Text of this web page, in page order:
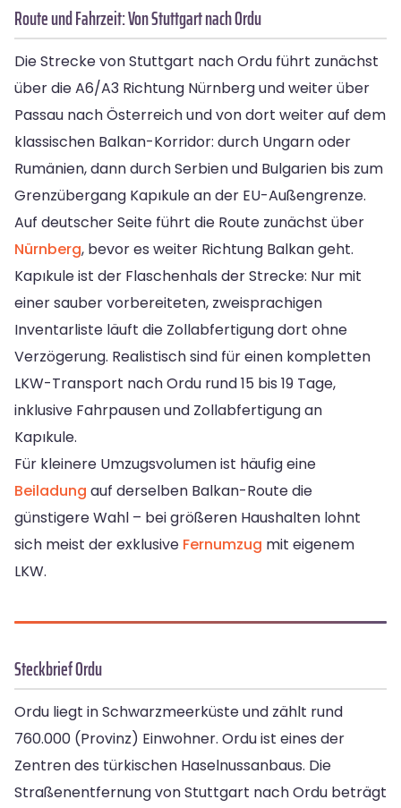
Route und Fahrzeit: Von Stuttgart nach Ordu
Die Strecke von Stuttgart nach Ordu führt zunächst
über die A6/A3 Richtung Nürnberg und weiter über
Passau nach Österreich und von dort weiter auf dem
klassischen Balkan-Korridor: durch Ungarn oder
Rumänien, dann durch Serbien und Bulgarien bis zum
Grenzübergang Kapıkule an der EU-Außengrenze.
Auf deutscher Seite führt die Route zunächst über
Nürnberg, bevor es weiter Richtung Balkan geht.
Kapıkule ist der Flaschenhals der Strecke: Nur mit
einer sauber vorbereiteten, zweisprachigen
Inventarliste läuft die Zollabfertigung dort ohne
Verzögerung. Realistisch sind für einen kompletten
LKW-Transport nach Ordu rund 15 bis 19 Tage,
inklusive Fahrpausen und Zollabfertigung an
Kapıkule.
Für kleinere Umzugsvolumen ist häufig eine
Beiladung auf derselben Balkan-Route die
günstigere Wahl – bei größeren Haushalten lohnt
sich meist der exklusive Fernumzug mit eigenem
LKW.
Steckbrief Ordu
Ordu liegt in Schwarzmeerküste und zählt rund
760.000 (Provinz) Einwohner. Ordu ist eines der
Zentren des türkischen Haselnussanbaus. Die
Straßenentfernung von Stuttgart nach Ordu beträgt